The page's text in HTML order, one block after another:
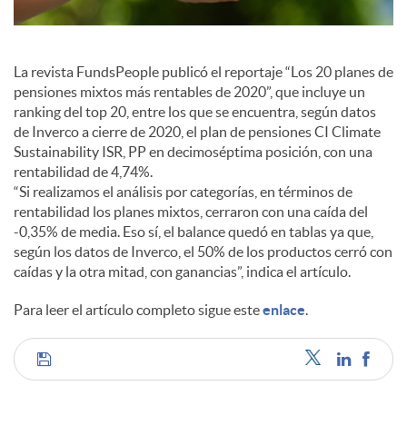
e
s
La revista FundsPeople publicó el reportaje “Los 20 planes de
pensiones mixtos más rentables de 2020”, que incluye un
ranking del top 20, entre los que se encuentra, según datos
de Inverco a cierre de 2020, el plan de pensiones CI Climate
Sustainability ISR, PP en decimoséptima posición, con una
rentabilidad de 4,74%.
“Si realizamos el análisis por categorías, en términos de
rentabilidad los planes mixtos, cerraron con una caída del
-0,35% de media. Eso sí, el balance quedó en tablas ya que,
según los datos de Inverco, el 50% de los productos cerró con
caídas y la otra mitad, con ganancias”, indica el artículo.
Para leer el artículo completo sigue esteenlace.
C